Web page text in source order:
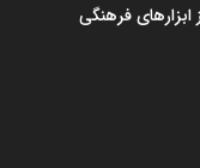
فرهنگی